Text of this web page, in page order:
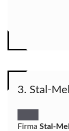
3. Stal-
Firma Stal-